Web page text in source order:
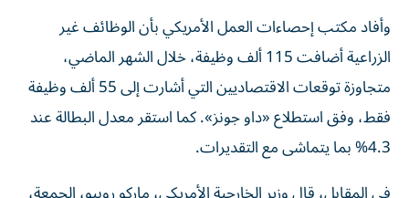
وأفاد مكتب إحصاءات العمل الأمريكي بأن الوظائف غير
الزراعية أضافت 115 ألف وظيفة، خلال الشهر الماضي،
متجاوزة توقعات الاقتصاديين التي أشارت إلى 55 ألف وظيفة
فقط، وفق استطلاع «داو جونز». كما استقر معدل البطالة عند
4.3% بما يتماشى مع التقديرات.